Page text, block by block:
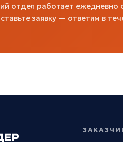
отдел работает
заявку — ответим в